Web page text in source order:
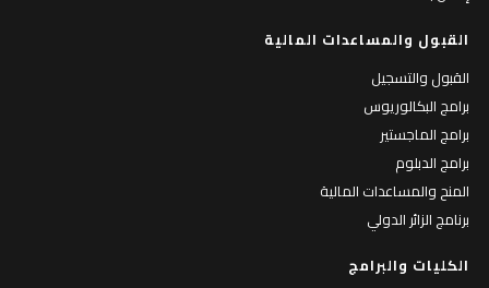
القبول والمساعدات المالية
القبول والتسجيل
برامج البكالوريوس
برامج الماجستير
برامج الدبلوم
المنح والمساعدات المالية
برنامج الزائر الدولي
الكليات والبرامج